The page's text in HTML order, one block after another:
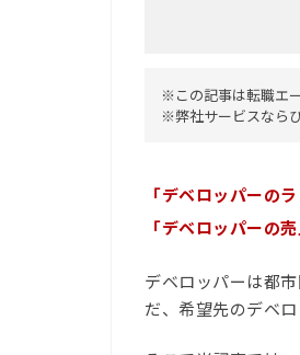
※この記事は転職エ
※弊社サービスなら
「デベロッパーの
「デベロッパーの
デベロッパーは都
だ、希望先のデベ